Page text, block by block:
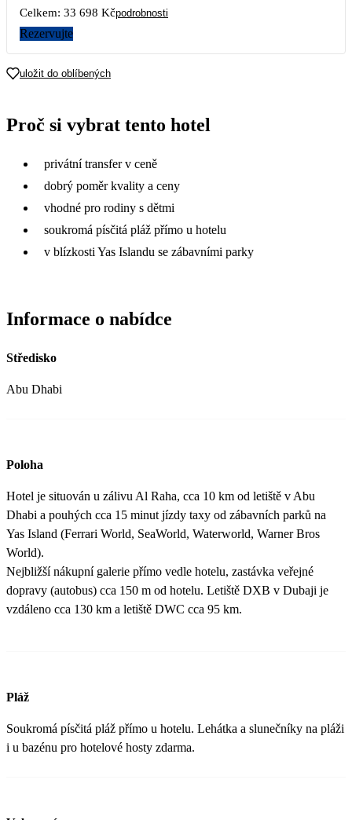
14
17 379
21
16 849
22
18 009
16 559 18 009 20 429
Celkem: 33 698 Kčpodrobnosti
Rezervujte
uložit do oblíbených
Proč si vybrat tento hotel
privátní transfer v ceně
dobrý poměr kvality a ceny
vhodné pro rodiny s dětmi
soukromá písčitá pláž přímo u hotelu
v blízkosti Yas Islandu se zábavními parky
Informace o nabídce
Středisko
Abu Dhabi
Poloha
Hotel je situován u zálivu Al Raha, cca 10 km od letiště v Abu
Dhabi a pouhých cca 15 minut jízdy taxy od zábavních parků na
Yas Island (Ferrari World, SeaWorld, Waterworld, Warner Bros
World).
Nejbližší nákupní galerie přímo vedle hotelu, zastávka veřejné
dopravy (autobus) cca 150 m od hotelu. Letiště DXB v Dubaji je
vzdáleno cca 130 km a letiště DWC cca 95 km.
Pláž
Soukromá písčitá pláž přímo u hotelu. Lehátka a slunečníky na pláži
i u bazénu pro hotelové hosty zdarma.